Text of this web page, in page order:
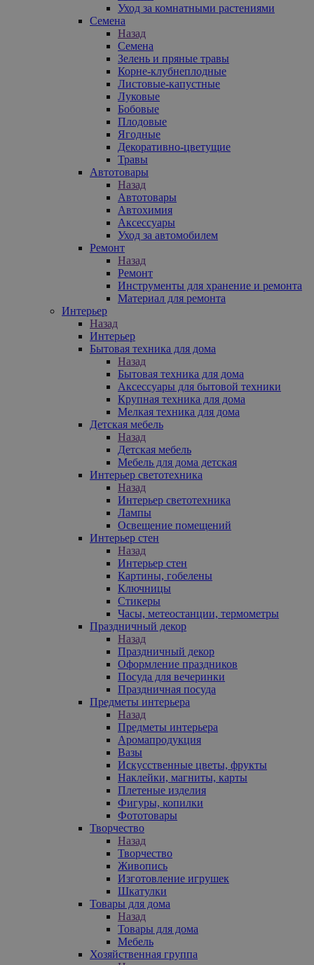
Уход за комнатными растениями
Семена
Назад
Семена
Зелень и пряные травы
Корне-клубнеплодные
Листовые-капустные
Луковые
Бобовые
Плодовые
Ягодные
Декоративно-цветущие
Травы
Автотовары
Назад
Автотовары
Автохимия
Аксессуары
Уход за автомобилем
Ремонт
Назад
Ремонт
Инструменты для хранение и ремонта
Материал для ремонта
Интерьер
Назад
Интерьер
Бытовая техника для дома
Назад
Бытовая техника для дома
Аксессуары для бытовой техники
Крупная техника для дома
Мелкая техника для дома
Детская мебель
Назад
Детская мебель
Мебель для дома детская
Интерьер светотехника
Назад
Интерьер светотехника
Лампы
Освещение помещений
Интерьер стен
Назад
Интерьер стен
Картины, гобелены
Ключницы
Стикеры
Часы, метеостанции, термометры
Праздничный декор
Назад
Праздничный декор
Оформление праздников
Посуда для вечеринки
Праздничная посуда
Предметы интерьера
Назад
Предметы интерьера
Аромапродукция
Вазы
Искусственные цветы, фрукты
Наклейки, магниты, карты
Плетеные изделия
Фигуры, копилки
Фототовары
Творчество
Назад
Творчество
Живопись
Изготовление игрушек
Шкатулки
Товары для дома
Назад
Товары для дома
Мебель
Хозяйственная группа